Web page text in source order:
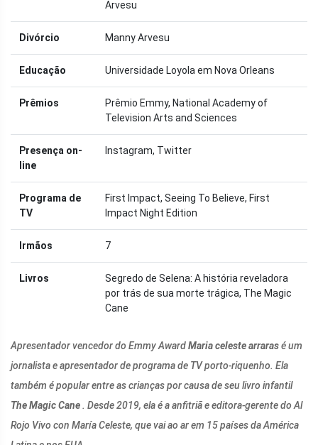
Arvesu
Divórcio Manny Arvesu
Educação Universidade Loyola em Nova Orleans
Prêmios
Prêmio Emmy, National Academy of
Television Arts and Sciences
Presença on-
line
Instagram, Twitter
Programa de
TV
First Impact, Seeing To Believe, First
Impact Night Edition
Irmãos 7
Livros
Segredo de Selena: A história reveladora
por trás de sua morte trágica, The Magic
Cane
Apresentador vencedor do Emmy AwardMaria celeste arrarasé um
jornalista e apresentador de programa de TV porto-riquenho. Ela
também é popular entre as crianças por causa de seu livro infantil
The Magic Cane . Desde 2019, ela é a anfitriã e editora-gerente do Al
Rojo Vivo con María Celeste, que vai ao ar em 15 países da América